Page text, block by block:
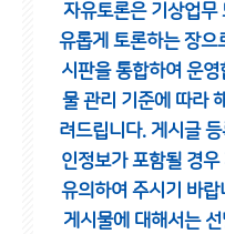
자유토론은 기상업무
유롭게 토론하는 장으
시판을 통합하여 운영
물 관리 기준에 따라
려드립니다. 게시글
인정보가 포함될 경우
유의하여 주시기 바랍
게시물에 대해서는